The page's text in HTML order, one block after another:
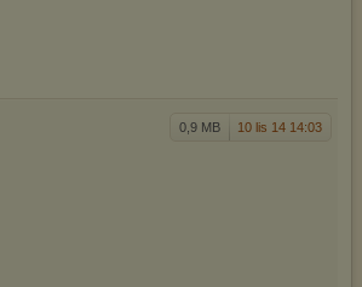
0,9 MB 10 lis 14 14:03